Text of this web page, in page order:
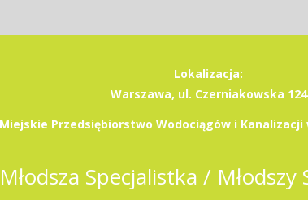
Lokalizacja:
Warszawa, ul. Czerniakowska 124